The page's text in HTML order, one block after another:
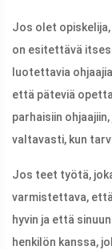
Jos olet
on esitettävä
luotettavia
että päteviä
parhaisiin
valtavasti, kun
Jos teet työtä,
varmistettava,
hyvin ja että
henkilön kanssa,